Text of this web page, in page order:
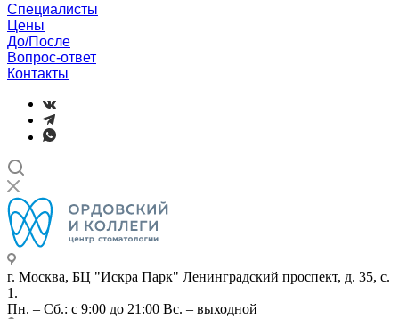
Специалисты
Цены
До/После
Вопрос-ответ
Контакты
г. Москва, БЦ "Искра Парк" Ленинградский проспект, д. 35, с.
1.
Пн. – Сб.: с 9:00 до 21:00 Вс. – выходной